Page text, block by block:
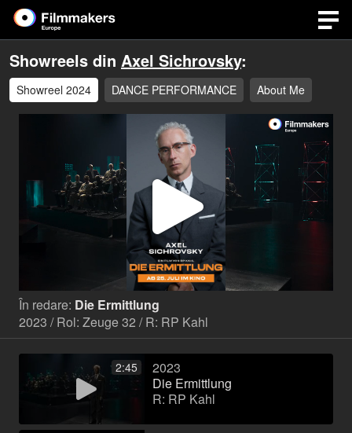
Showreels din Axel Sichrovsky:
Showreel 2024 DANCE PERFORMANCE About Me
Play
Video
În redare: Die Ermittlung
2023 / Rol: Zeuge 32 / R: RP Kahl
2:45
2023
Die Ermittlung
R: RP Kahl